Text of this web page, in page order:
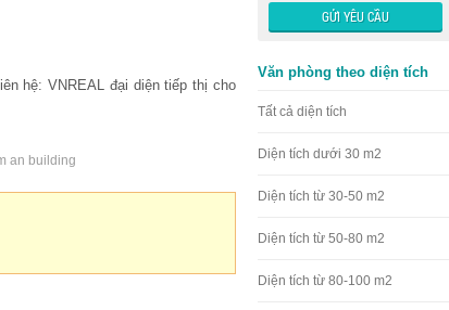
hệ: VNREAL đại diện tiếp thị cho
an building
Văn phòng theo diện tích
Tất cả diện tích
Diện tích dưới 30 m2
Diện tích từ 30-50 m2
Diện tích từ 50-80 m2
Diện tích từ 80-100 m2